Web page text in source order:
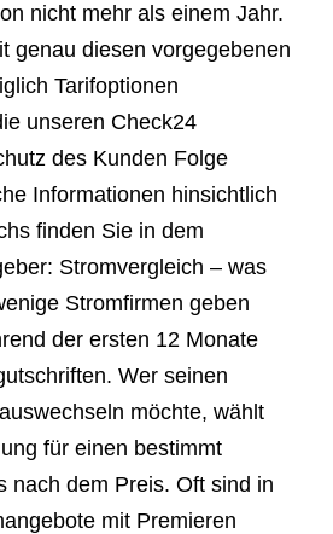
nicht mehr als einem Jahr.
genau diesen vorgegebenen
Tarifoptionen
unseren Check24
des Kunden Folge
Informationen hinsichtlich
finden Sie in dem
Stromvergleich – was
Stromfirmen geben
der ersten 12 Monate
Wer seinen
möchte, wählt
für einen bestimmt
nach dem Preis. Oft sind in
mit Premieren